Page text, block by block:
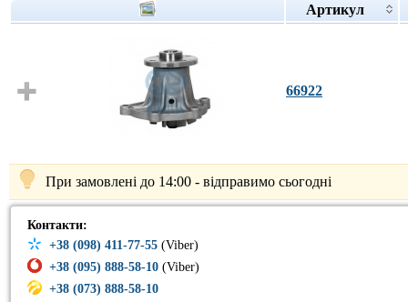
Артикул
66922
При замовлені до 14:00 - відправимо сьогодні
Контакти:
+38 (098) 411-77-55 (Viber)
+38 (095) 888-58-10 (Viber)
+38 (073) 888-58-10